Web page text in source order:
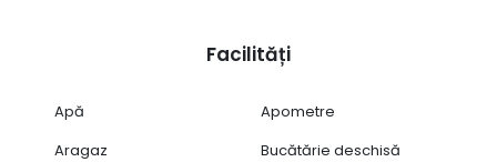
Facilități
Apă
Apometre
Aragaz
Bucătărie deschisă